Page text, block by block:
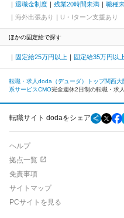
退職金制度
残業20時間未満 職種
海外出張あり
U・Iターン支援あり
ほかの固定給で探す
固定給25万円以上 固定給35万円以
転職・求人doda（デューダ）トップ関西大
系サービスCMO完全週休2日制の転職・求
転職サイト dodaをシェア
ヘルプ
拠点一覧
免責事項
サイトマップ
PCサイトを見る